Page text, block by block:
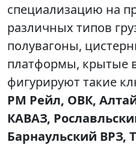
специализацию на
различных типов
полувагоны,
платформы, крытые
фигурируют такие
РМ Рейл, ОВК,
КАВАЗ,
Барнаульский ВРЗ,